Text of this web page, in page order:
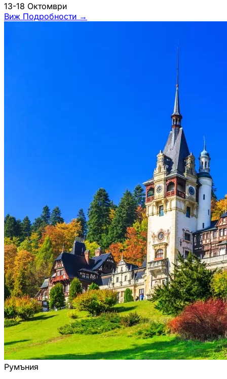
13-18 Октомври
Виж Подробности →
Румъния